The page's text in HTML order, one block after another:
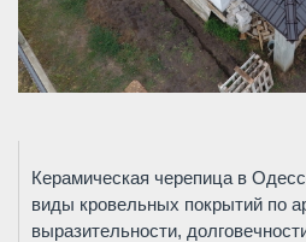
Керамическая черепица в
виды кровельных покрытий по
выразительности,